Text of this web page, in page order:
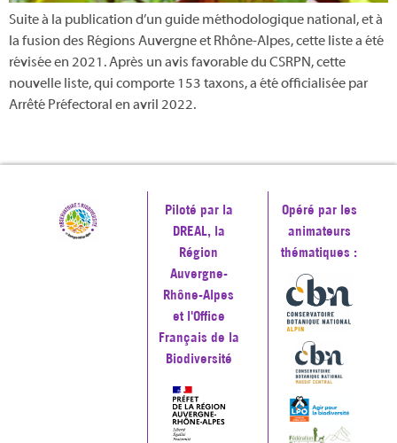
Suite à la publication d’un guide méthodologique national, et à
la fusion des Régions Auvergne et Rhône-Alpes, cette liste a été
révisée en 2021. Après un avis favorable du CSRPN, cette
nouvelle liste, qui comporte 153 taxons, a été officialisée par
Arrêté Préfectoral en avril 2022.
Piloté par la
DREAL, la
Région
Auvergne-
Rhône-Alpes
et l'Office
Français de la
Biodiversité
Opéré par les
animateurs
thématiques :